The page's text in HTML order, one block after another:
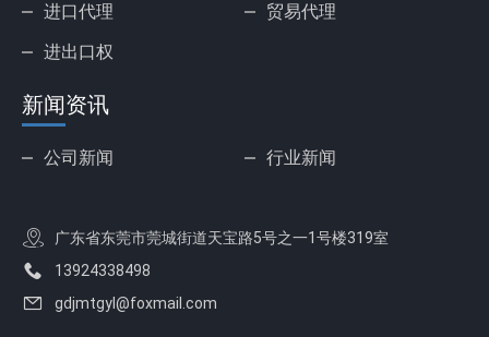
进口代理
贸易代理
进出口权
新闻资讯
公司新闻 行业新闻
广东省东莞市莞城街道天宝路5号之一1号楼319室
13924338498
gdjmtgyl@foxmail.com